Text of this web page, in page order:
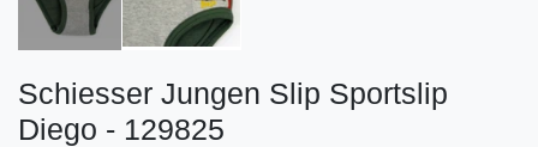
Schiesser Jungen Slip Sportslip
Diego - 129825